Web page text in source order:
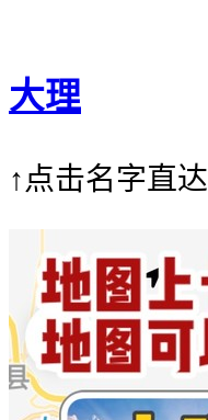
大理
↑点击名字直达